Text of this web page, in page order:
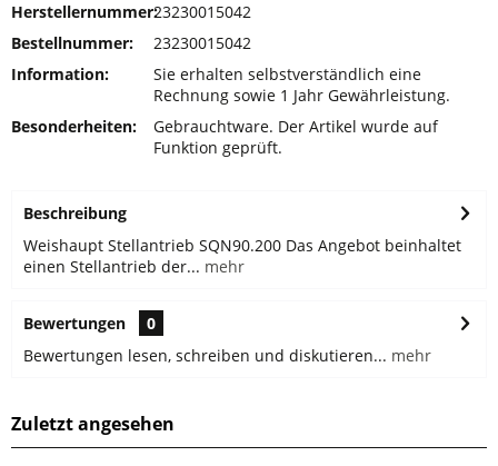
Herstellernummer:23230015042
Bestellnummer:
23230015042
Information:
Sie erhalten selbstverständlich eine
Rechnung sowie 1 Jahr Gewährleistung.
Besonderheiten:
Gebrauchtware. Der Artikel wurde auf
Funktion geprüft.
Beschreibung
Weishaupt Stellantrieb SQN90.200 Das Angebot beinhaltet
einen Stellantrieb der... mehr
Bewertungen
0
Bewertungen lesen, schreiben und diskutieren... mehr
Zuletzt angesehen